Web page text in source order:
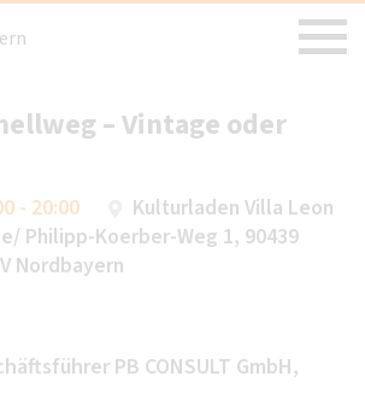
– Vintage oder
- 20:00
Kulturladen Villa Leon
Philipp-Koerber-Weg 1, 90439
Nordbayern
PB CONSULT GmbH,